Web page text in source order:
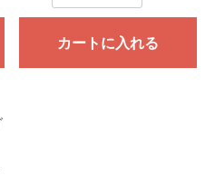
カートに入れる